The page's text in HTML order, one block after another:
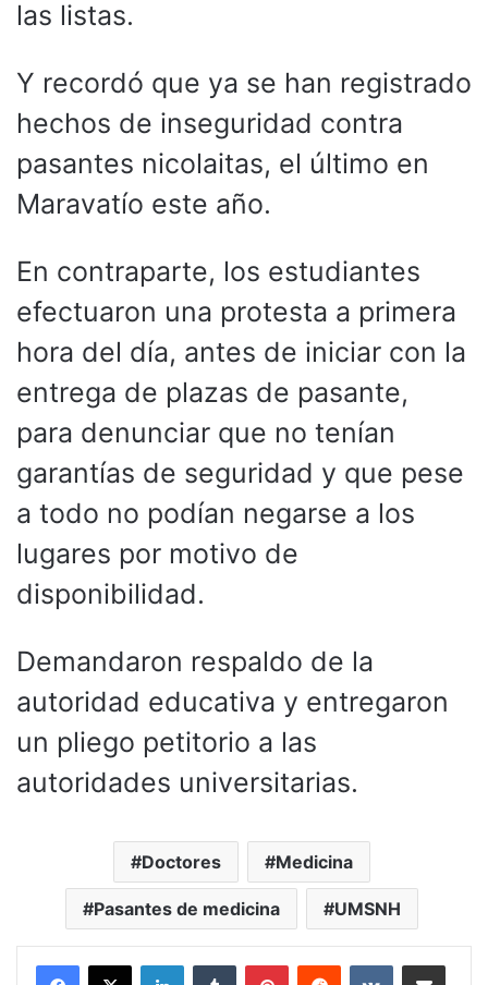
las listas.
Y recordó que ya se han registrado
hechos de inseguridad contra
pasantes nicolaitas, el último en
Maravatío este año.
En contraparte, los estudiantes
efectuaron una protesta a primera
hora del día, antes de iniciar con la
entrega de plazas de pasante,
para denunciar que no tenían
garantías de seguridad y que pese
a todo no podían negarse a los
lugares por motivo de
disponibilidad.
Demandaron respaldo de la
autoridad educativa y entregaron
un pliego petitorio a las
autoridades universitarias.
Doctores Medicina
Pasantes de medicina UMSNH
LinkedInTumblr PinterestReddit VKontakteCompartir por